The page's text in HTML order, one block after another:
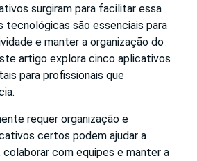
surgiram para facilitar essa
tecnológicas são essenciais para
e manter a organização do
artigo explora cinco aplicativos
para profissionais que
requer organização e
certos podem ajudar a
com equipes e manter a